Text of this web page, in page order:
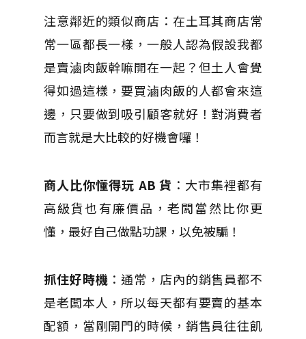
注意鄰近的類似商店：在土耳其商店常
常一區都長一樣，一般人認為假設我都
是賣滷肉飯幹嘛開在一起？但土人會覺
得如過這樣，要買滷肉飯的人都會來這
邊，只要做到吸引顧客就好！對消費者
而言就是大比較的好機會囉！
商人比你懂得玩 AB 貨 ：大市集裡都有
高級貨也有廉價品，老闆當然比你更
懂，最好自己做點功課，以免被騙！
抓住好時機 ：通常，店內的銷售員都不
是老闆本人，所以每天都有要賣的基本
配額，當剛開門的時候，銷售員往往飢